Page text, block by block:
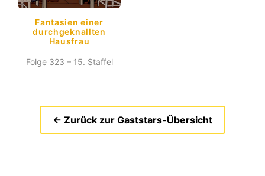
Fantasien einer
durchgeknallten
Hausfrau
Folge 323 – 15. Staffel
← Zurück zur Gaststars-Übersicht